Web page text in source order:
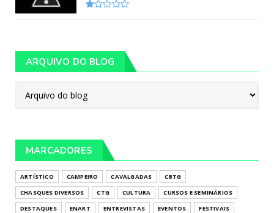
ARQUIVO DO BLOG
MARCADORES
ARTÍSTICO CAMPEIRO CAVALGADAS
CBTG
CHASQUES DIVERSOS
CTG CULTURA
CURSOS E SEMINÁRIOS
DESTAQUES
ENART ENTREVISTAS EVENTOS
FESTIVAIS